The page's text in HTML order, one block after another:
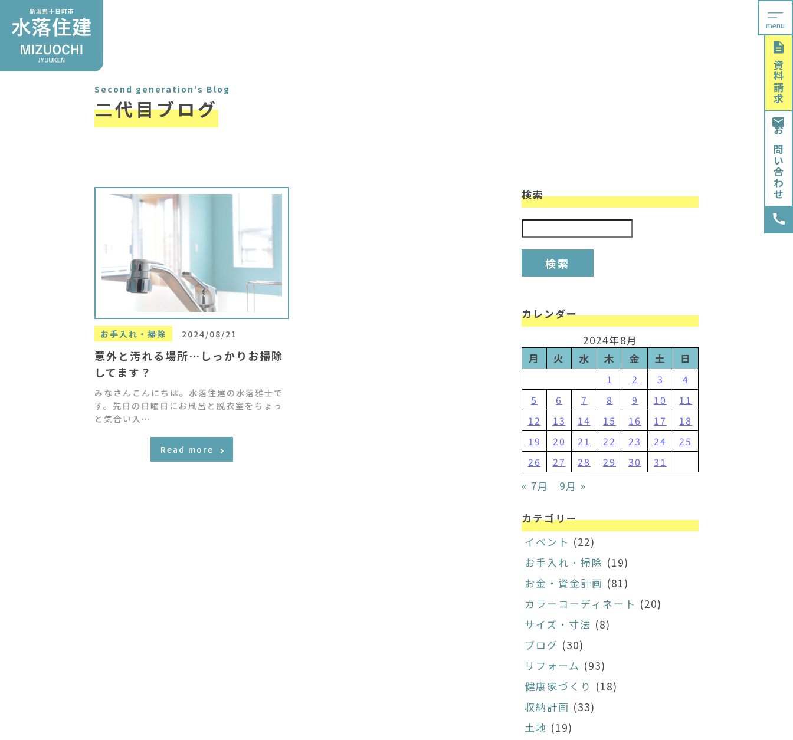
menu
資料請求
お問い合わせ
Second generation's Blog
二代目ブログ
お手入れ・掃除 2024/08/21
意外と汚れる場所…しっかりお掃除
してます？
みなさんこんにちは。水落住建の水落雅士で
す。先日の日曜日にお風呂と脱衣室をちょっ
と気合い入…
Read more
検索
カレンダー
2024年8月
月
火 水 木 金 土 日
1 2 3
4
5
6 7 8 9 10
11
12
13 14 15 16 17
18
19
20 21 22 23 24
25
26
27 28 29 30 31
« 7月 9月 »
カテゴリー
イベント (22)
お手入れ・掃除 (19)
お金・資金計画 (81)
カラーコーディネート (20)
サイズ・寸法 (8)
ブログ (30)
リフォーム (93)
健康家づくり (18)
収納計画 (33)
土地 (19)